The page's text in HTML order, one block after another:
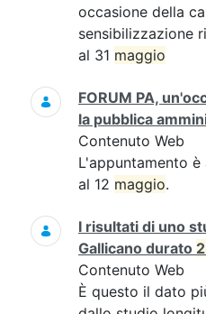
occasione della
sensibilizzazione
al 31 maggio
FORUM PA,
la pubblica
Contenuto Web
L'appuntamento
al 12 maggio.
I risultati di uno
Gallicano durato
Contenuto Web
È questo il dato